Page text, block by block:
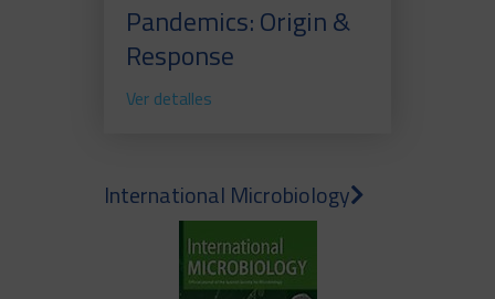
Pandemics: Origin &
Response
Ver detalles
International Microbiology